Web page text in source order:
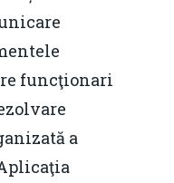
funcţionari
a